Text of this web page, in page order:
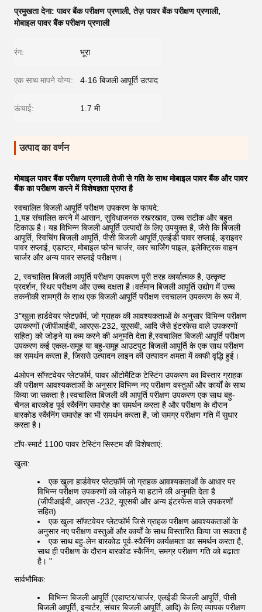
प्रमुखता देना:पावर बैंक परीक्षण प्रणाली,तेज़ पावर बैंक परीक्षण प्रणाली,
मोबाइल पावर बैंक परीक्षण प्रणाली
रंग: भूरा
एक साथ मापने योग्य: 4-16 बिजली आपूर्ति उत्पाद
ऊंचाई: 1.7 मी
उत्पाद का वर्णन
मोबाइल पावर बैंक परीक्षण प्रणाली तेजी से गति के साथ मोबाइल पावर बैंक और पावर
बैंक का परीक्षण करने में विशेषज्ञता प्राप्त है
स्वचालित बिजली आपूर्ति परीक्षण उपकरण के फायदे:
1,यह संचालित करने में आसान, सुविधाजनक रखरखाव, उच्च सटीक और बहुत
टिकाऊ है। यह विभिन्न बिजली आपूर्ति उत्पादों के लिए उपयुक्त है, जैसे कि बिजली
आपूर्ति, स्विचिंग बिजली आपूर्ति, पीसी बिजली आपूर्ति,एलईडी पावर सप्लाई, ड्राइवर
पावर सप्लाई, एडाप्टर, मोबाइल फोन चार्जर, कार चार्जिंग पाइल, इलेक्ट्रिक वाहन
चार्जर और अन्य पावर सप्लाई परीक्षण।
2, स्वचालित बिजली आपूर्ति परीक्षण उपकरण पूरी तरह कार्यात्मक है, उत्कृष्ट
प्रदर्शन, स्थिर परीक्षण और उच्च दक्षता है।वर्तमान बिजली आपूर्ति उद्योग में उच्च
तकनीकी सामग्री के साथ एक बिजली आपूर्ति परीक्षण स्वचालन उपकरण के रूप में.
3"खुला हार्डवेयर प्लेटफ़ॉर्म, जो ग्राहक की आवश्यकताओं के अनुसार विभिन्न परीक्षण
उपकरणों (जीपीआईबी, आरएस-232, यूएसबी, आदि जैसे इंटरफेस वाले उपकरणों
सहित) को जोड़ने या कम करने की अनुमति देता है;स्वचालित बिजली आपूर्ति परीक्षण
उपकरण कई एकल-समूह या बहु-समूह आउटपुट बिजली आपूर्ति के एक साथ परीक्षण
का समर्थन करता है, जिससे उत्पादन लाइन की उत्पादन क्षमता में काफी वृद्धि हुई।
4ओपन सॉफ्टवेयर प्लेटफॉर्म, पावर ऑटोमैटिक टेस्टिंग उपकरण का विस्तार ग्राहक
की परीक्षण आवश्यकताओं के अनुसार विभिन्न नए परीक्षण वस्तुओं और कार्यों के साथ
किया जा सकता है।स्वचालित बिजली की आपूर्ति परीक्षण उपकरण एक साथ बहु-
चैनल बारकोड पूर्व स्कैनिंग समारोह का समर्थन करता है और परीक्षण के दौरान
बारकोड स्कैनिंग समारोह का भी समर्थन करता है, जो समग्र परीक्षण गति में सुधार
करता है।
टॉप-स्मार्ट 1100 पावर टेस्टिंग सिस्टम की विशेषताएं:
खुला:
एक खुला हार्डवेयर प्लेटफ़ॉर्म जो ग्राहक आवश्यकताओं के आधार पर
विभिन्न परीक्षण उपकरणों को जोड़ने या हटाने की अनुमति देता है
(जीपीआईबी, आरएस -232, यूएसबी और अन्य इंटरफेस वाले उपकरणों
सहित)
एक खुला सॉफ्टवेयर प्लेटफॉर्म जिसे ग्राहक परीक्षण आवश्यकताओं के
अनुसार नए परीक्षण वस्तुओं और कार्यों के साथ विस्तारित किया जा सकता है
एक साथ बहु-लेन बारकोड पूर्व-स्कैनिंग कार्यक्षमता का समर्थन करता है,
साथ ही परीक्षण के दौरान बारकोड स्कैनिंग, समग्र परीक्षण गति को बढ़ाता
है। "
सार्वभौमिक:
विभिन्न बिजली आपूर्ति (एडाप्टर/चार्जर, एलईडी बिजली आपूर्ति, पीसी
बिजली आपूर्ति, इन्वर्टर, संचार बिजली आपूर्ति, आदि) के लिए व्यापक परीक्षण